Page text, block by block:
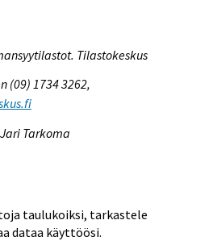
Tilastokeskus
(09) 1734 3262,
Tarkoma
taulukoiksi, tarkastele
dataa käyttöösi.